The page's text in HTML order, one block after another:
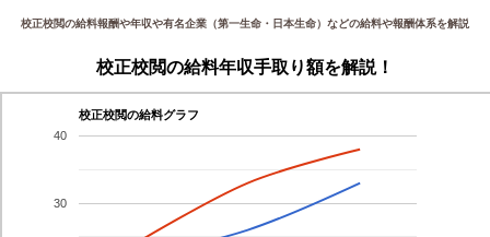
校正校閲の給料報酬や年収や有名企業（第一生命・日本生命）などの給料や報酬体系を解説
校正校閲の給料年収手取り額を解説！
校正校閲の給料グラフ
30
40